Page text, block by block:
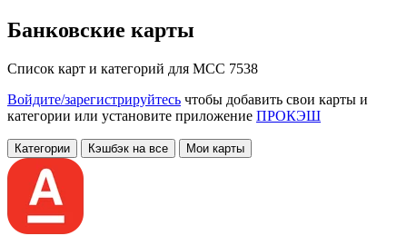
Банковские карты
Список карт и категорий для MCC 7538
Войдите/зарегистрируйтесь чтобы добавить свои карты и
категории или установите приложение ПРОКЭШ
Категории Кэшбэк на все Мои карты